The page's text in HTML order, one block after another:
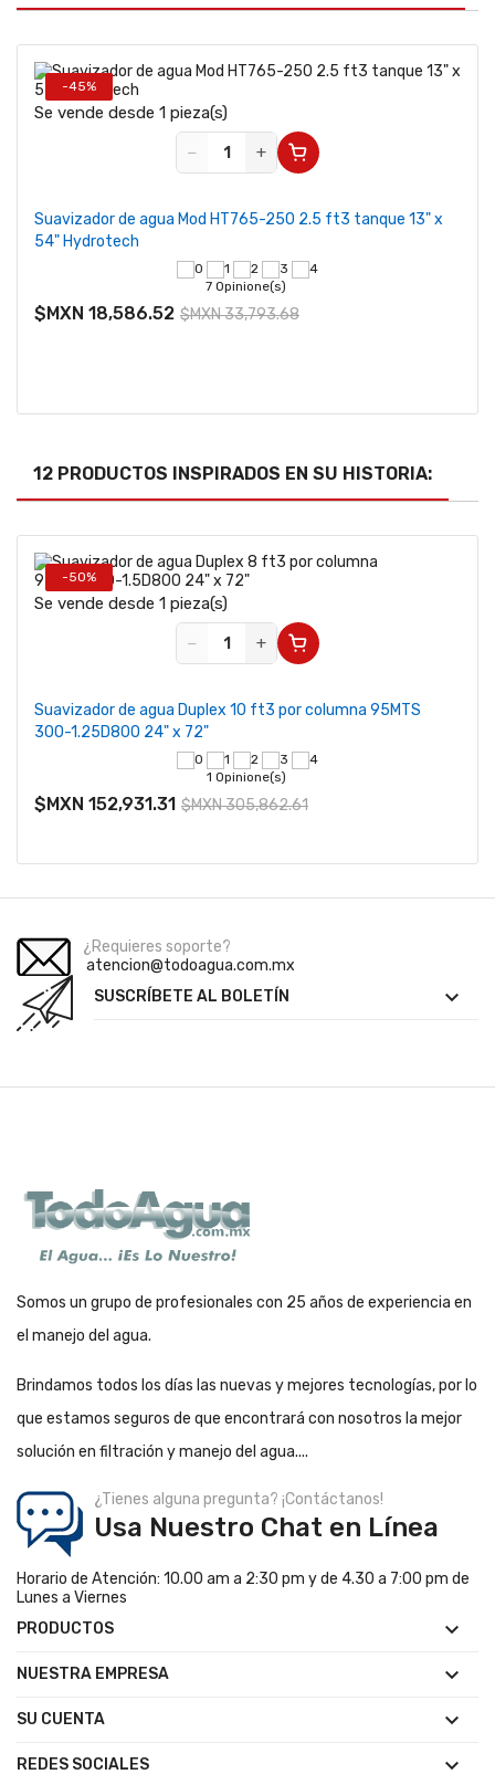
-45%
Se vende desde 1 pieza(s)
−
+
Suavizador de agua Mod HT765-250 2.5 ft3 tanque 13" x
54" Hydrotech
7 Opinione(s)
$MXN 18,586.52 $MXN 33,793.68
12 PRODUCTOS INSPIRADOS EN SU HISTORIA:
-50%
Se vende desde 1 pieza(s)
−
+
Suavizador de agua Duplex 10 ft3 por columna 95MTS
300-1.25D800 24" x 72"
1 Opinione(s)
$MXN 152,931.31 $MXN 305,862.61
¿Requieres soporte?
atencion@todoagua.com.mx
SUSCRÍBETE AL BOLETÍN

Somos un grupo de profesionales con 25 años de experiencia en
el manejo del agua.
Brindamos todos los días las nuevas y mejores tecnologías, por lo
que estamos seguros de que encontrará con nosotros la mejor
solución en filtración y manejo del agua....
¿Tienes alguna pregunta? ¡Contáctanos!
Usa Nuestro Chat en Línea
Horario de Atención: 10.00 am a 2:30 pm y de 4.30 a 7:00 pm de
Lunes a Viernes
PRODUCTOS

NUESTRA EMPRESA 
SU CUENTA 
REDES SOCIALES 